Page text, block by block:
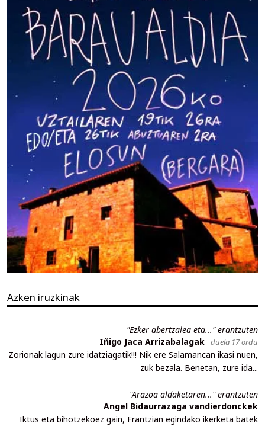
Azken iruzkinak
"Ezker abertzalea eta..." erantzuten
Iñigo Jaca Arrizabalagak duela 17 ordu
Zorionak lagun zure idatziagatik!!! Nik ere Salamancan ikasi nuen,
zuk bezala. Benetan, zure ida...
"Arazoa aldaketaren..." erantzuten
Angel Bidaurrazaga vandierdonckek
Iktus eta bihotzekoez gain, Frantzian egindako ikerketa batek